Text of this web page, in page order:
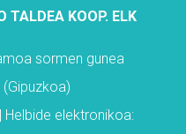
TALDEA KOOP. ELK
sormen gunea
elektronikoa: